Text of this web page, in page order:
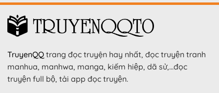
TruyenQQ trang đọc truyện hay nhất, đọc truyện tranh
manhua, manhwa, manga, kiếm hiệp, dã sử,…đọc
truyện full bộ, tải app đọc truyện.